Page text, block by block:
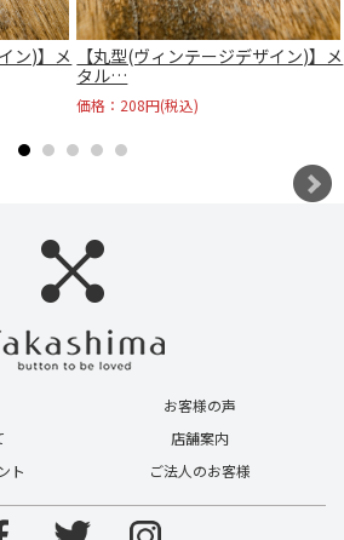
ン)】メ
【丸型(ヴィンテージデザイン)】メ
タル…
価格：208円(税込)
お客様の声
店舗案内
ト
ご法人のお客様